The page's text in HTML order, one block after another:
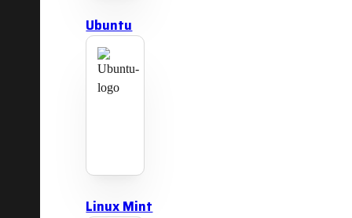
Ubuntu
Linux Mint